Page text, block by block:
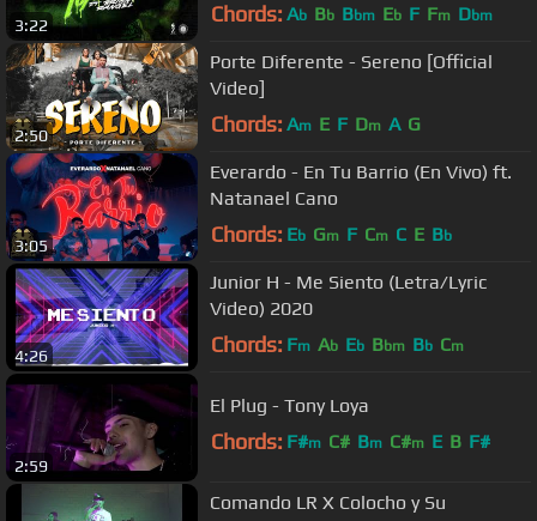
3:22 Chords: Ab Bb Bbm Eb F Fm Dbm
2:50
Porte Diferente - Sereno [Official
Video]
Chords: Am E F Dm A G
3:05
Everardo - En Tu Barrio (En Vivo) ft.
Natanael Cano
Chords: Eb Gm F Cm C E Bb
4:26
Junior H - Me Siento (Letra/Lyric
Video) 2020
Chords: Fm Ab Eb Bbm Bb Cm
2:59
El Plug - Tony Loya
Chords: F#m C# Bm C#m E B F#
Comando LR X Colocho y Su